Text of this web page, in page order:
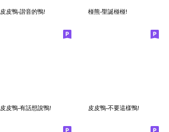
皮皮鴨-諧音的鴨! 椪熊-聖誕椪椪!
皮皮鴨-有話想說鴨! 皮皮鴨-不要這樣鴨!